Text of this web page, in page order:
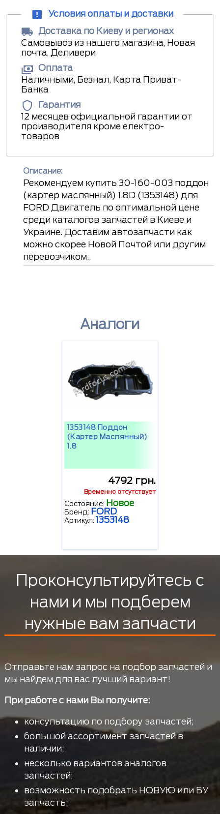
Условия оплаты и доставки
Доставка по Киеву и регионах
Самовывоз из нашего магазина, Новая
почта, Деливери
Оплата
Наличными, Безнал, Карта Приват-
Банка
Гарантия
12 месяцев официальной гарантии от
производителя кроме електро-
товаров
Описание:
Рекомендуем купить 30-160-003 поддон
(картер маслянный) 1.8D (1353148) для
FORD Двигатель по оптимальной цене
среди каталогов запчастей в Киеве и
Украине. Доставим автозапчасти как
можно скорее Новой Почтой или другим
перевозчиком..
Аналоги
1353148 Поддон
(картер Маслянный)
1.8
4792 грн.
Временно отсутствует
Состояние: Новое
Бренд: FORD
Артикул: 1353148
Проконсультируйтесь с
нами и мы подберем
нужные вам запчасти
Отправьте нам запрос на подбор запчастей и
мы найдем для вас лучший вариант!
При работе с нами Вы получите:
консультацию по подбору запчастей;
большой ассортимент запчастей в
наличии;
несколько вариантов аналогов
запчастей;
возможность подобрать НОВУЮ или БУ
запчасть;